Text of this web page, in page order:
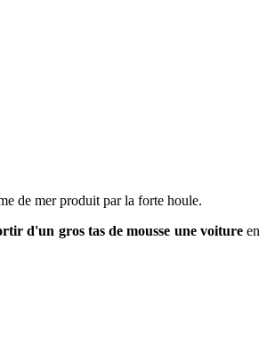
de mer produit par la forte houle.
d'un gros tas de mousse une voitureen